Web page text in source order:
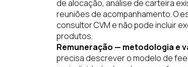
de alocação, análise de carteira
reuniões de acompanhamento. O
consultor CVM e não pode incluir
produtos.
Remuneração — metodologia e
precisa descrever o modelo de